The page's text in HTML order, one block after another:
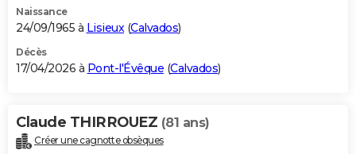
Dictionnaire
Biographies
Citations
Expressions
Proverbes
PROGRAMME TV
S'inscrire
Se connecter
Lycées
Collèges
Primaires
Universités
Entreprises
Service militaire
Avis de recherche
AVIS DE DÉCÈS
Bricolage
Lifestyle
Culture
Sport
Auto
Television
Voyage
Cinema
Naissance
24/09/1965 à Lisieux(Calvados)
Décès
17/04/2026 à Pont-l'Évêque (Calvados)
Claude THIRROUEZ (81 ans)
Créer une cagnotte obsèques